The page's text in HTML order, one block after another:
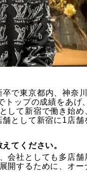
で東京都内、神奈
ップの成績をあげ
して新宿で働き始
として新宿に1店舗
てください。
会社としても多店
開するために、オ